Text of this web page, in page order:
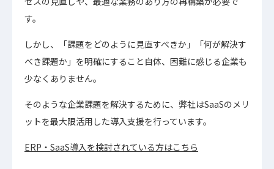
す。
しかし、「課題をどのように見直すべきか」「何が解決す
べき課題か」を明確にすること自体、困難に感じる企業も
少なくありません。
そのような企業課題を解決するために、弊社はSaaSのメリ
ットを最大限活用した導入支援を行っています。
ERP・SaaS導入を検討されている方はこちら